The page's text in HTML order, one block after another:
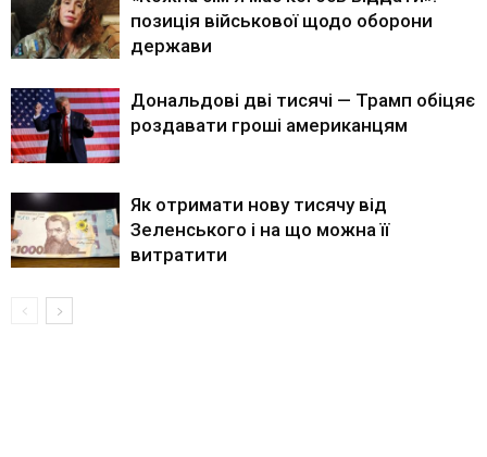
позиція військової щодо оборони
держави
Дональдові дві тисячі — Трамп обіцяє
роздавати гроші американцям
Як отримати нову тисячу від
Зеленського і на що можна її
витратити